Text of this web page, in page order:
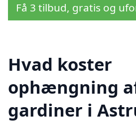
Få 3 tilbud, gratis og
Hvad koster
ophængning
gardiner i